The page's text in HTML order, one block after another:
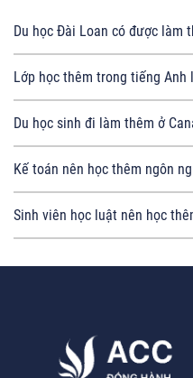
Du học Đài Loan có được làm
Lớp học thêm trong tiếng Anh
Du học sinh đi làm thêm ở
Kế toán nên học thêm ngôn
Sinh viên học luật nên học